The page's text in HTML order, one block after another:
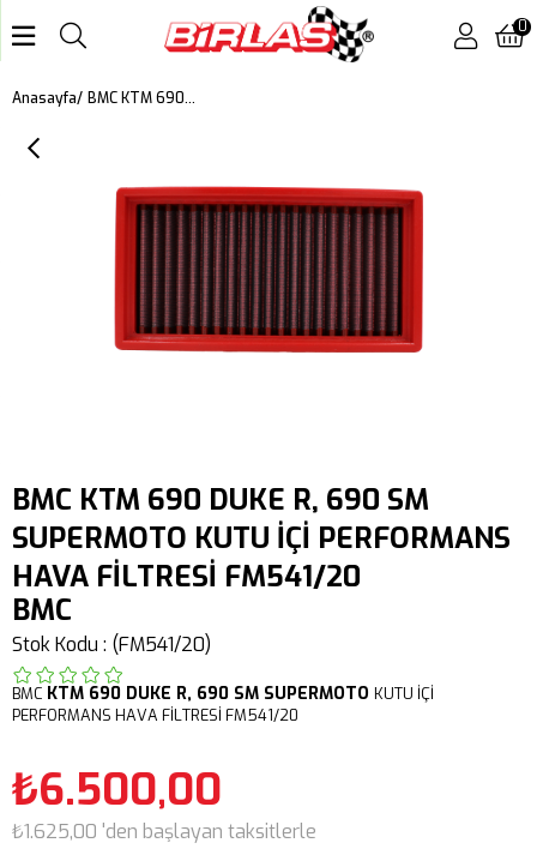
0
Anasayfa BMC KTM 690 DUKE R, 690 SM SUPERMOTO KUTU İÇİ PERFORMANS HAVA FİLTRESİ FM541/20
BMC KTM 690 DUKE R, 690 SM
SUPERMOTO KUTU İÇİ PERFORMANS
HAVA FİLTRESİ FM541/20
BMC
Stok Kodu (FM541/20)
BMC KTM 690 DUKE R, 690 SM SUPERMOTO KUTU İÇİ
PERFORMANS HAVA FİLTRESİ FM541/20
₺6.500,00
₺1.625,00 'den başlayan taksitlerle